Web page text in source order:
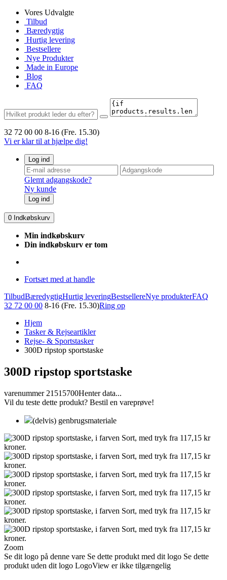
Vores Udvalgte
Tilbud
Bæredygtig
Hurtig levering
Bestsellere
Nye Produkter
Made in Europe
Blog
FAQ
32 72 00 00 8-16 (Fre. 15.30)
Vi er klar til at hjælpe dig!
Log ind
Glemt adgangskode?
Ny kunde
Log ind
0 Indkøbskurv
Min indkøbskurv
Din indkøbskurv er tom
Fortsæt med at handle
TilbudBæredygtigHurtig leveringBestsellereNye produkterFAQ
32 72 00 00 8-16 (Fre. 15.30)Ring op
Hjem
Tasker & Rejseartikler
Rejse- & Sportstasker
300D ripstop sportstaske
300D ripstop sportstaske
varenummer 21515700Henter data...
Vil du teste dette produkt? Bestil en vareprøve!
(delvis) genbrugsmateriale
Zoom
Se dit logo på denne vare Se dette produkt med dit logo Se dette
produkt uden dit logo LogoView er ikke tilgængelig